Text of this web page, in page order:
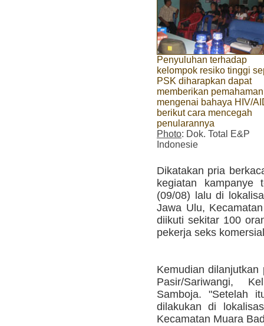
Penyuluhan terhadap
kelompok resiko tinggi
PSK diharapkan dapat
memberikan pemahaman
mengenai bahaya HIV/
berikut cara mencegah
penularannya
Photo: Dok. Total E&P
Indonesie
Dikatakan pria
kegiatan kampanye
(09/08) lalu di
Jawa Ulu,
diikuti sekitar 100
pekerja seks
Kemudian
Pasir/Sariwangi,
Samboja. "Setelah
dilakukan di
Kecamatan Muara